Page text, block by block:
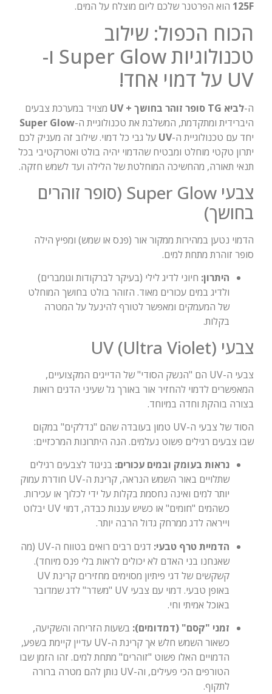
125F הוא הפרטנר שלכם ליום מוצלח על המים.
הכוח הכפול: שילוב
טכנולוגיות Super Glow ו-
UV על דמוי אחד!
ה-לביא TG סופר זוהר בחושך + UV
מצויד במערכת צבעים
היברידית ומתקדמת, המשלבת את טכנולוגיית ה-Super Glow
יחד עם טכנולוגיית ה-UV על גבי כל דמוי. שילוב זה מעניק לכם
יתרון טקטי מוחלט ומבטיח שהדמוי יהיה בולט ואטרקטיבי בכל
תנאי תאורה, מהחשיכה המוחלטת של הלילה ועד לשמש חזקה.
צבעי Super Glow (סופר זוהרים
בחושך)
הדמוי נטען במהירות ממקור אור (פנס או שמש) ומפיץ הילה
סופר זוהרת מתחת למים.
היתרון: חיוני לדיג לילי (בעיקר לברקודות וגומברים)
ולדיג במים עכורים מאוד. הזוהר בולט בחושך המוחלט
של המעמקים ומאפשר לטורף להינעל על המטרה
בקלות.
צבעי UV (Ultra Violet)
צבעי ה-UV הם "הנשק הסודי" של הדייגים המקצועיים,
המאפשרים לדמוי להחזיר אור באורך גל שעיני הדגים רואות
בצורה בוהקת וחדה במיוחד.
הסוד של צבעי ה-UV טמון בעובדה שהם "נדלקים" במקום
שבו צבעים רגילים פשוט נעלמים. הנה היתרונות המרכזיים:
נראות בעומק ובמים עכורים: בניגוד לצבעים רגילים
שתלויים באור השמש הנראה, קרינת ה-UV חודרת עמוק
יותר למים ואינה נחסמת בקלות על ידי לכלוך או עכירות.
כשהמים "חומים" או כשיש עננות כבדה, דמוי UV יבלוט
וייראה לדג ממרחק גדול הרבה יותר.
הדמיית טרף טבעי:
דגים רבים רואים בטווח ה-UV (מה
שאנחנו בני האדם לא יכולים לראות בלי פנס מיוחד).
קשקשים של דגי פיתיון מסוימים מחזירים קרינת UV
באופן טבעי. דמוי עם צבעי UV "משדר" לדג שמדובר
באוכל אמיתי וחי.
זמני "קסם" (דמדומים): בשעות הזריחה והשקיעה,
כשאור השמש חלש אך קרינת ה-UV עדיין קיימת בשפע,
הדמויים האלו פשוט "זוהרים" מתחת למים. זהו הזמן שבו
הטורפים הכי פעילים, וה-UV נותן להם מטרה ברורה
לתקוף.